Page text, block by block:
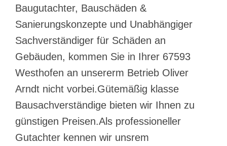
Baugutachter, Bauschäden &
Sanierungskonzepte und Unabhängiger
Sachverständiger für Schäden an
Gebäuden, kommen Sie in Ihrer 67593
Westhofen an unsererm Betrieb Oliver
Arndt nicht vorbei.Gütemäßig klasse
Bausachverständige bieten wir Ihnen zu
günstigen Preisen.Als professioneller
Gutachter kennen wir unsrem